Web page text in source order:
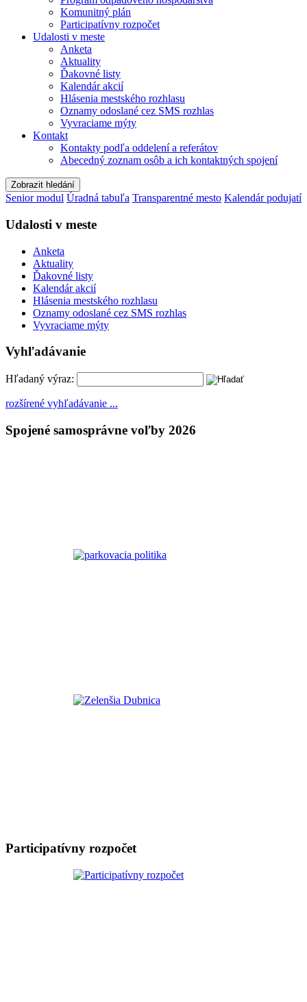
Komunitný plán
Participatívny rozpočet
Udalosti v meste
Anketa
Aktuality
Ďakovné listy
Kalendár akcií
Hlásenia mestského rozhlasu
Oznamy odoslané cez SMS rozhlas
Vyvraciame mýty
Kontakt
Kontakty podľa oddelení a referátov
Abecedný zoznam osôb a ich kontaktných spojení
Zobrazit hledání
Senior modul Úradná tabuľa Transparentné mesto Kalendár podujatí
Udalosti v meste
Anketa
Aktuality
Ďakovné listy
Kalendár akcií
Hlásenia mestského rozhlasu
Oznamy odoslané cez SMS rozhlas
Vyvraciame mýty
Vyhľadávanie
Hľadaný výraz:
rozšírené vyhľadávanie ...
Spojené samosprávne voľby 2026
Participatívny rozpočet